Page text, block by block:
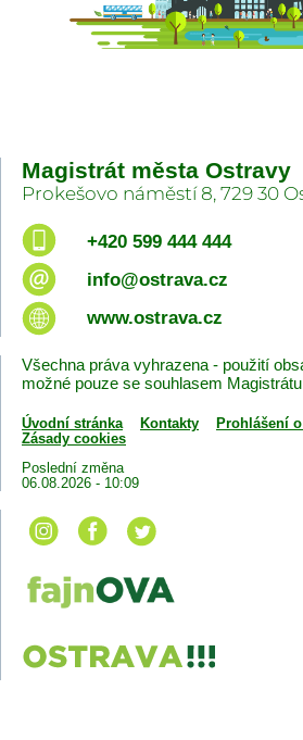
Magistrát města Ostravy
Prokešovo náměstí 8, 729 30
+420 599 444 444
info@ostrava.cz
www.ostrava.cz
Všechna práva vyhrazena - použití
možné pouze se souhlasem
Úvodní stránka Kontakty
Prohlášení
Zásady cookies
Poslední změna
06.08.2026 - 10:09